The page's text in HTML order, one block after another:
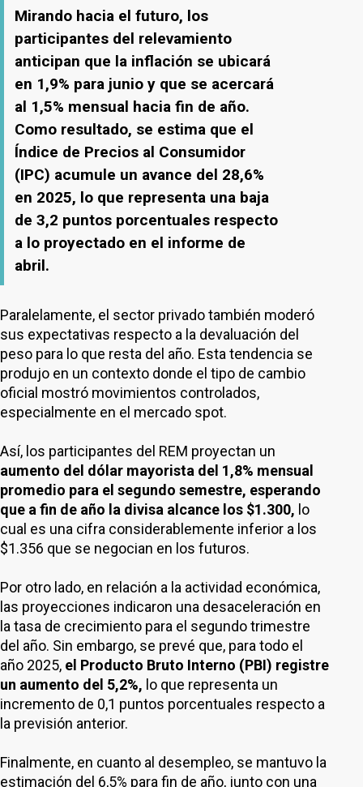
Mirando hacia el futuro, los
participantes del relevamiento
anticipan que la inflación se ubicará
en 1,9% para junio y que se acercará
al 1,5% mensual hacia fin de año.
Como resultado, se estima que el
Índice de Precios al Consumidor
(IPC) acumule un avance del 28,6%
en 2025, lo que representa una baja
de 3,2 puntos porcentuales respecto
a lo proyectado en el informe de
abril.
Paralelamente, el sector privado también moderó
sus expectativas respecto a la devaluación del
peso para lo que resta del año. Esta tendencia se
produjo en un contexto donde el tipo de cambio
oficial mostró movimientos controlados,
especialmente en el mercado spot.
Así, los participantes del REM proyectan un
aumento del dólar mayorista del 1,8% mensual
promedio para el segundo semestre, esperando
que a fin de año la divisa alcance los $1.300, lo
cual es una cifra considerablemente inferior a los
$1.356 que se negocian en los futuros.
Por otro lado, en relación a la actividad económica,
las proyecciones indicaron una desaceleración en
la tasa de crecimiento para el segundo trimestre
del año. Sin embargo, se prevé que, para todo el
año 2025, el Producto Bruto Interno (PBI) registre
un aumento del 5,2%, lo que representa un
incremento de 0,1 puntos porcentuales respecto a
la previsión anterior.
Finalmente, en cuanto al desempleo, se mantuvo la
estimación del 6,5% para fin de año, junto con una